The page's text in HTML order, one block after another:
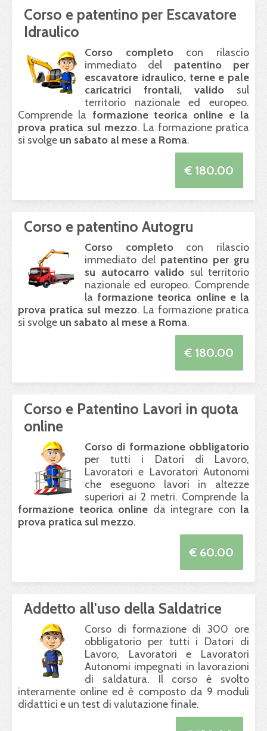
Corso e patentino per Escavatore
Idraulico
Corso completocon rilascio
immediato del patentino per
escavatore idraulico, terne e pale
caricatrici frontali, valido sul
territorio nazionale ed europeo.
Comprende la formazione teorica online e la
prova pratica sul mezzo. La formazione pratica
si svolge un sabato al mese a Roma.
€ 180.00
Corso e patentino Autogru
Corso completocon rilascio
immediato del patentino per gru
su autocarro valido sul territorio
nazionale ed europeo. Comprende
laformazione teorica online e la
prova pratica sul mezzo. La formazione pratica
si svolge un sabato al mese a Roma.
€ 180.00
Corso e Patentino Lavori in quota
online
Corso di formazione obbligatorio
per tutti i Datori di Lavoro,
Lavoratori e Lavoratori Autonomi
che eseguono lavori in altezze
superiori ai 2 metri. Comprende la
formazione teorica online da integrare con la
prova pratica sul mezzo.
€ 60.00
Addetto all'uso della Saldatrice
Corso di formazione di 300 ore
obbligatorio per tutti i Datori di
Lavoro, Lavoratori e Lavoratori
Autonomi impegnati in lavorazioni
di saldatura. Il corso è svolto
interamente online ed è composto da 9 moduli
didattici e un test di valutazione finale.